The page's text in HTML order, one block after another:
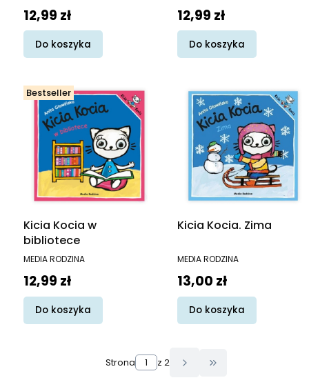
Cena
12,99 zł
Do koszyka
Cena
12,99 zł
Do koszyka
Bestseller
Kicia Kocia w
bibliotece
PRODUCENT
MEDIA RODZINA
Cena
12,99 zł
Do koszyka
Kicia Kocia. Zima
PRODUCENT
MEDIA RODZINA
Cena
13,00 zł
Do koszyka
Strona z 2 Przejdź do